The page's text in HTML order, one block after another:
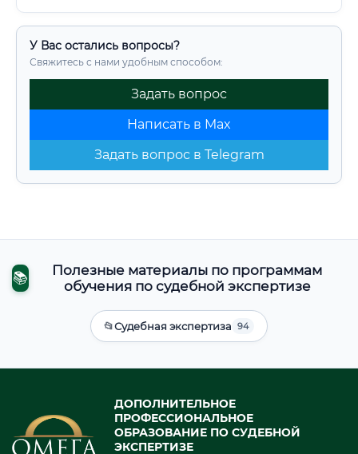
У Вас остались вопросы?
Свяжитесь с нами удобным способом:
Задать вопрос
Написать в Max
Задать вопрос в Telegram
📚
Полезные материалы по программам
обучения по судебной экспертизе
📂Судебная экспертиза 94
ДОПОЛНИТЕЛЬНОЕ
ПРОФЕССИОНАЛЬНОЕ
ОБРАЗОВАНИЕ ПО СУДЕБНОЙ
ЭКСПЕРТИЗЕ